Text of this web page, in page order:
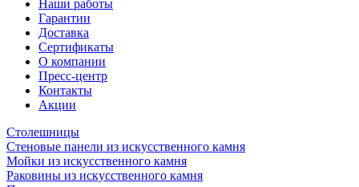
Наши работы
Гарантии
Доставка
Сертификаты
О компании
Пресс-центр
Контакты
Акции
Столешницы
Стеновые панели из искусственного камня
Мойки из искусственного камня
Раковины из искусственного камня